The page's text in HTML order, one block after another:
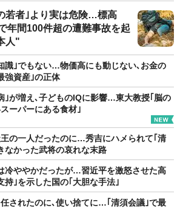
若者｣より実は危険…標高
年間100件超の遭難事故を起
人"
識｣でもない…物価高にも動じない､お金の
強資産｣の正体
｣が増え､子どものIQに影響…東大教授｢脳の
ーパーにある食材｣
の一人だったのに…秀吉にハメられて｢清
なかった武将の哀れな末路
冷ややかだったが…習近平を激怒させた高
持｣を示した国の｢大胆な手法｣
されたのに､使い捨てに…｢清須会議｣で最